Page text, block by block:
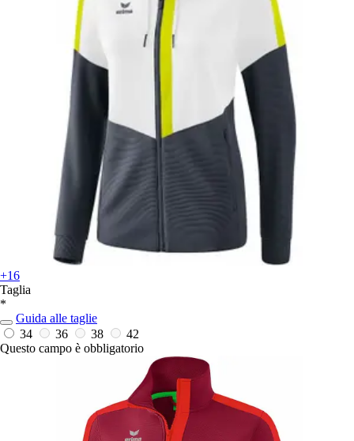
+16
Taglia
*
Guida alle taglie
34
36 38
42
Questo campo è obbligatorio